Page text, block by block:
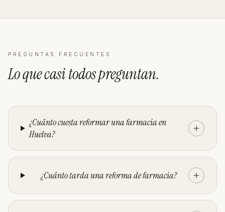
PREGUNTAS FRECUENTES
Lo que casi todospreguntan.
¿Cuánto cuesta reformar una farmacia en
Huelva?
¿Cuánto tarda una reforma de farmacia?